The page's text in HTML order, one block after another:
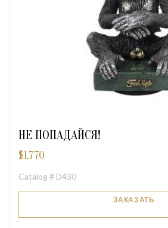
HE ПОПАДАЙСЯ!
$1,770
Catalog # D430
ЗАКАЗАТЬ